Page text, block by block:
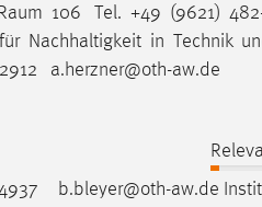
Raum 106 Tel. +49 (9621)
Nachhaltigkeit in Technik
a.herzner@oth-­aw.de
b.bleyer@oth-aw.de